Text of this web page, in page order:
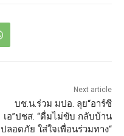
Next article
บช.น.ร่วม มปอ. ลุย“อาร์ซี
เอ”ปชส. “ดื่มไม่ขับ กลับบ้าน
ปลอดภัย ใส่ใจเพื่อนร่วมทาง“